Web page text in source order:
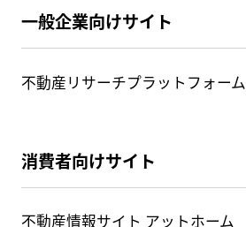
一般企業向けサイト
不動産リサーチプラットフォーム
消費者向けサイト
不動産情報サイト アットホーム